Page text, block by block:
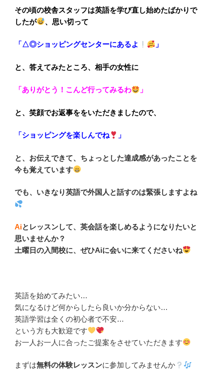
その頃の校舎スタッフは英語を学び直し始めたばかりで
したが
、思い切って
「△◎ショッピングセンターにあるよ 」
と、答えてみたところ、相手の女性に
「ありがとう！こんど行ってみるわ 」
と、笑顔でお返事ををいただきましたので、
「ショッピングを楽しんでね 」
と、お伝えできて、ちょっとした達成感があったことを
今も覚えています
でも、いきなり英語で外国人と話すのは緊張しますよね
Aiとレッスンして、英会話を楽しめるようになりたいと
思いませんか？
土曜日の入間校に、ぜひAiに会いに来てくださいね
英語を始めてみたい…
気になるけど何からしたら良いか分からない…
英語学習は全くの初心者で不安…
という方も大歓迎です
お一人お一人に合ったご提案をさせていただきます
まずは無料の体験レッスンに参加してみませんか